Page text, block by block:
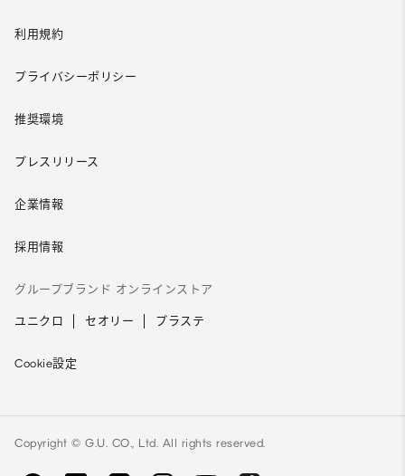
利用規約
プライバシーポリシー
推奨環境
プレスリリース
企業情報
採用情報
グループブランド オンラインストア
ユニクロ セオリー プラステ
Cookie設定
Copyright © G.U. CO., Ltd. All rights reserved.